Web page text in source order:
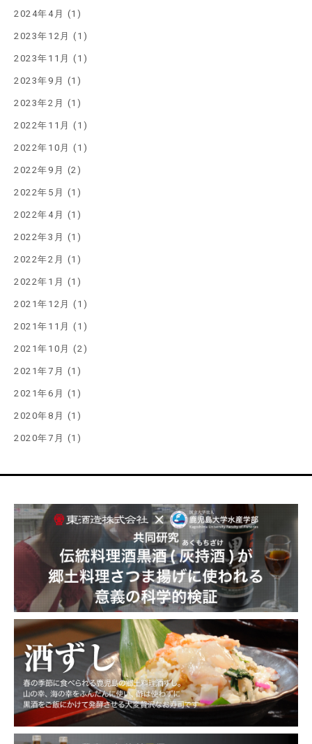
2024年4月 (1)
2023年12月 (1)
2023年11月 (1)
2023年9月 (1)
2023年2月 (1)
2022年11月 (1)
2022年10月 (1)
2022年9月 (2)
2022年5月 (1)
2022年4月 (1)
2022年3月 (1)
2022年2月 (1)
2022年1月 (1)
2021年12月 (1)
2021年11月 (1)
2021年10月 (2)
2021年7月 (1)
2021年6月 (1)
2020年8月 (1)
2020年7月 (1)